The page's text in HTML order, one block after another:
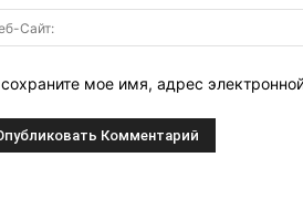
сохраните мое имя, адрес